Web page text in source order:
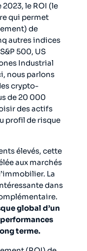
le ROI (le
qui permet
de
autres indices
500, US
Industrial
nous parlons
crypto-
de 20 000
des actifs
profil de risque
élevés, cette
aux marchés
La
dans
global d’un
terme.